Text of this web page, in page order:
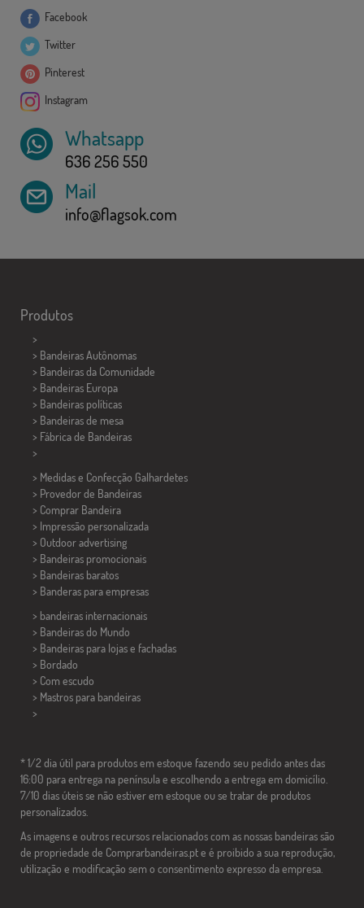
Facebook
Twitter
Pinterest
Instagram
Whatsapp
636 256 550
Mail
info@flagsok.com
Produtos
>
> Bandeiras Autônomas
> Bandeiras da Comunidade
> Bandeiras Europa
> Bandeiras políticas
> Bandeiras de mesa
> Fábrica de Bandeiras
>
> Medidas e Confecção Galhardetes
> Provedor de Bandeiras
> Comprar Bandeira
> Impressão personalizada
> Outdoor advertising
> Bandeiras promocionais
> Bandeiras baratos
> Banderas para empresas
> bandeiras internacionais
> Bandeiras do Mundo
> Bandeiras para lojas e fachadas
> Bordado
> Com escudo
> Mastros para bandeiras
>
* 1/2 dia útil para produtos em estoque fazendo seu pedido antes das
16:00 para entrega na península e escolhendo a entrega em domicílio.
7/10 dias úteis se não estiver em estoque ou se tratar de produtos
personalizados.
As imagens e outros recursos relacionados com as nossas bandeiras são
de propriedade de Comprarbandeiras.pt e é proibido a sua reprodução,
utilização e modificação sem o consentimento expresso da empresa.